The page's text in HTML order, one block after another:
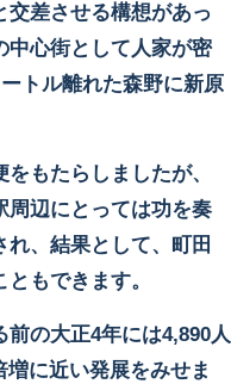
差させる構想があっ
中心街として人家が密
トル離れた森野に新原
もたらしましたが、
周辺にとっては功を奏
れ、結果として、町田
もできます。
前の大正4年には4,890人
増に近い発展をみせま